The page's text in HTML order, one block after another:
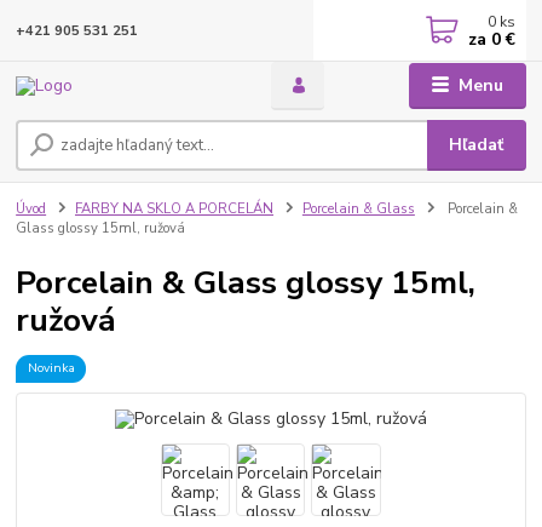
Menu
Hľadať
+421 905 531 251 0 ks
za 0 €
Úvod FARBY NA SKLO A PORCELÁN Porcelain & Glass
Porcelain &
Glass glossy 15ml, ružová
Porcelain & Glass glossy 15ml,
ružová
Novinka